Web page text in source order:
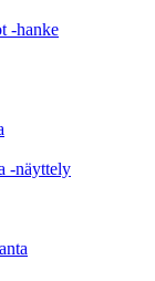
-hanke
-näyttely